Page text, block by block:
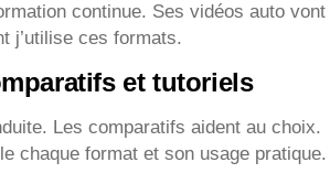
continue. Ses vidéos auto vont
j’utilise ces formats.
et tutoriels
Les comparatifs aident au choix.
chaque format et son usage pratique.